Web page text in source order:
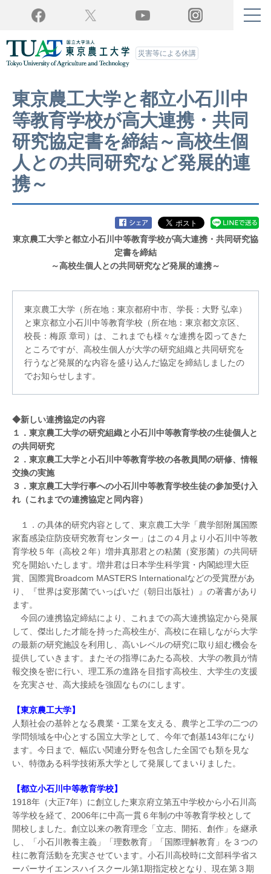
Facebook YouTube Instagram
災害等による休講
東京農工大学と都立小石川中
等教育学校が高大連携・共同
研究協定書を締結～高校生個
人との共同研究など発展的連
携～
東京農工大学と都立小石川中等教育学校が高大連携・共同研究協
定書を締結
～高校生個人との共同研究など発展的連携～
東京農工大学（所在地：東京都府中市、学長：大野 弘幸）
と東京都立小石川中等教育学校（所在地：東京都文京区、
校長：梅原 章司）は、これまでも様々な連携を図ってきた
ところですが、高校生個人が大学の研究組織と共同研究を
行うなど発展的な内容を盛り込んだ協定を締結しましたの
でお知らせします。
◆新しい連携協定の内容
１．東京農工大学の研究組織と小石川中等教育学校の生徒個人と
の共同研究
２．東京農工大学と小石川中等教育学校の各教員間の研修、情報
交換の実施
３．東京農工大学行事への小石川中等教育学校生徒の参加受け入
れ（これまでの連携協定と同内容）
１．の具体的研究内容として、東京農工大学「農学部附属国際
家畜感染症防疫研究教育センター」はこの４月より小石川中等教
育学校５年（高校２年）増井真那君との粘菌（変形菌）の共同研
究を開始いたします。増井君は日本学生科学賞・内閣総理大臣
賞、国際賞Broadcom MASTERS Internationalなどの受賞歴があ
り、『世界は変形菌でいっぱいだ（朝日出版社）』の著書があり
ます。
今回の連携協定締結により、これまでの高大連携協定から発展
して、傑出した才能を持った高校生が、高校に在籍しながら大学
の最新の研究施設を利用し、高いレベルの研究に取り組む機会を
提供していきます。またその指導にあたる高校、大学の教員が情
報交換を密に行い、理工系の進路を目指す高校生、大学生の支援
を充実させ、高大接続を強固なものにします。
【東京農工大学】
人類社会の基幹となる農業・工業を支える、農学と工学の二つの
学問領域を中心とする国立大学として、今年で創基143年になり
ます。今日まで、幅広い関連分野を包含した全国でも類を見な
い、特徴ある科学技術系大学として発展してまいりました。
【都立小石川中等教育学校】
1918年（大正7年）に創立した東京府立第五中学校から小石川高
等学校を経て、2006年に中高一貫６年制の中等教育学校として
開校しました。創立以来の教育理念「立志、開拓、創作」を継承
し、「小石川教養主義」「理数教育」「国際理解教育」を３つの
柱に教育活動を充実させています。小石川高校時に文部科学省ス
ーパーサイエンスハイスクール第1期指定校となり、現在第３期